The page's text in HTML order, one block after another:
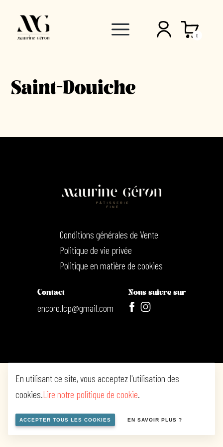
0
Saint-Douiche
Conditions générales de Vente
Politique de vie privée
Politique en matière de cookies
Contact
encore.lcp@gmail.com
Nous suivre sur
En utilisant ce site, vous acceptez l'utilisation des
cookies.Lire notre politique de cookie.
ACCEPTER TOUS LES COOKIES EN SAVOIR PLUS ?